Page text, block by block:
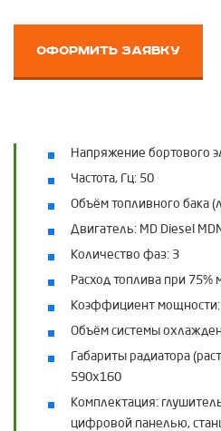
оформить заявку
Напряжение бортового
Частота, Гц: 50
Объём топливного бака
Двигатель: MD Diesel
Количество фаз: 3
Расход топлива при
Коэффициент мощности:
Объём системы
Габариты радиатора
590х160
Комплектация:
цифровой панелью,